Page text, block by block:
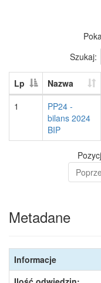
Szukaj:
Lp Nazwa
1
PP24 -
bilans 2024
BIP
Metadane
Informacje